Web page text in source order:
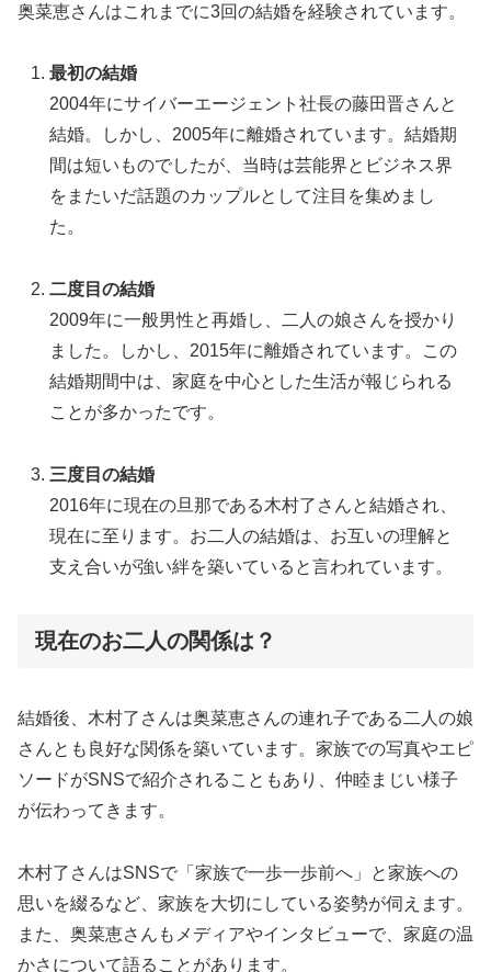
奥菜恵さんはこれまでに3回の結婚を経験されています。
最初の結婚
2004年にサイバーエージェント社長の藤田晋さんと
結婚。しかし、2005年に離婚されています。結婚期
間は短いものでしたが、当時は芸能界とビジネス界
をまたいだ話題のカップルとして注目を集めまし
た。
二度目の結婚
2009年に一般男性と再婚し、二人の娘さんを授かり
ました。しかし、2015年に離婚されています。この
結婚期間中は、家庭を中心とした生活が報じられる
ことが多かったです。
三度目の結婚
2016年に現在の旦那である木村了さんと結婚され、
現在に至ります。お二人の結婚は、お互いの理解と
支え合いが強い絆を築いていると言われています。
現在のお二人の関係は？
結婚後、木村了さんは奥菜恵さんの連れ子である二人の娘
さんとも良好な関係を築いています。家族での写真やエピ
ソードがSNSで紹介されることもあり、仲睦まじい様子
が伝わってきます。
木村了さんはSNSで「家族で一歩一歩前へ」と家族への
思いを綴るなど、家族を大切にしている姿勢が伺えます。
また、奥菜恵さんもメディアやインタビューで、家庭の温
かさについて語ることがあります。